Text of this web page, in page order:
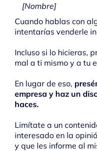
[Nombre]
Cuando hablas con
intentarías venderle
Incluso si lo hicieras,
mal a ti mismo y a tu
En lugar de eso,
empresa y haz un
haces.
Limítate a un
interesado en la
y que les informe al